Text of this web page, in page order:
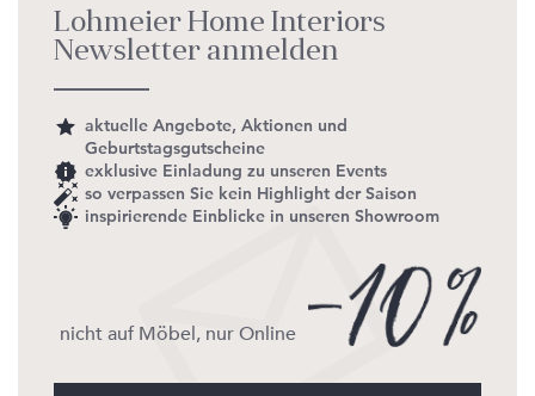
Lohmeier Home Interiors
Newsletter anmelden
aktuelle Angebote, Aktionen und
Geburtstagsgutscheine
exklusive Einladung zu unseren Events
so verpassen Sie kein Highlight der Saison
inspirierende Einblicke in unseren Showroom
nicht auf Möbel, nur Online